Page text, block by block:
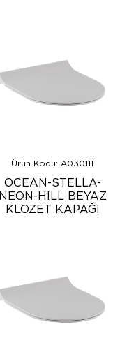
Ürün Kodu: A030111
OCEAN-STELLA-
NEON-HILL BEYAZ
KLOZET KAPAĞI